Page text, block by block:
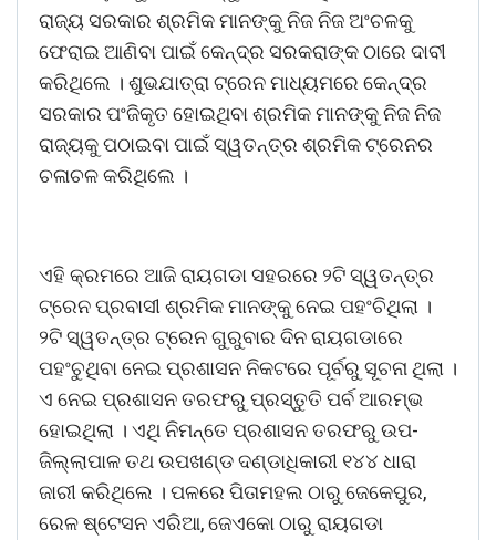
ରାଜ୍ୟ ସରକାର ଶ୍ରମିକ ମାନଙ୍କୁ ନିଜ ନିଜ ଅଂଚଳକୁ
ଫେରାଇ ଆଣିବା ପାଇଁ କେନ୍ଦ୍ର ସରକରାଙ୍କ ଠାରେ ଦାବୀ
କରିଥିଲେ । ଶୁଭଯାତ୍ରା ଟ୍ରେନ ମାଧ୍ୟମରେ କେନ୍ଦ୍ର
ସରକାର ପଂଜିକୃତ ହୋଇଥିବା ଶ୍ରମିକ ମାନଙ୍କୁ ନିଜ ନିଜ
ରାଜ୍ୟକୁ ପଠାଇବା ପାଇଁ ସ୍ୱତନ୍ତ୍ର ଶ୍ରମିକ ଟ୍ରେନର
ଚଳାଚଳ କରିଥିଲେ ।
ଏହି କ୍ରମରେ ଆଜି ରାୟଗଡା ସହରରେ ୨ଟି ସ୍ୱତନ୍ତ୍ର
ଟ୍ରେନ ପ୍ରବାସୀ ଶ୍ରମିକ ମାନଙ୍କୁ ନେଇ ପହଂଚିଥିଲା ।
୨ଟି ସ୍ୱତନ୍ତ୍ର ଟ୍ରେନ ଗୁରୁବାର ଦିନ ରାୟଗଡାରେ
ପହଂଚୁଥିବା ନେଇ ପ୍ରଶାସନ ନିକଟରେ ପୂର୍ବରୁ ସୂଚନା ଥିଲା ।
ଏ ନେଇ ପ୍ରଶାସନ ତରଫରୁ ପ୍ରସ୍ତୁତି ପର୍ବ ଆରମ୍ଭ
ହୋଇଥିଲା । ଏଥି ନିମନ୍ତେ ପ୍ରଶାସନ ତରଫରୁ ଉପ-
ଜିଲ୍ଲାପାଳ ତଥ ଉପଖଣ୍ଡ ଦଣ୍ଡାଧିକାରୀ ୧୪୪ ଧାରା
ଜାରୀ କରିଥିଲେ । ପଳରେ ପିତାମହଲ ଠାରୁ ଜେକେପୁର,
ରେଳ ଷ୍ଟେସନ ଏରିଆ, ଜେଏକୋ ଠାରୁ ରାୟଗଡା